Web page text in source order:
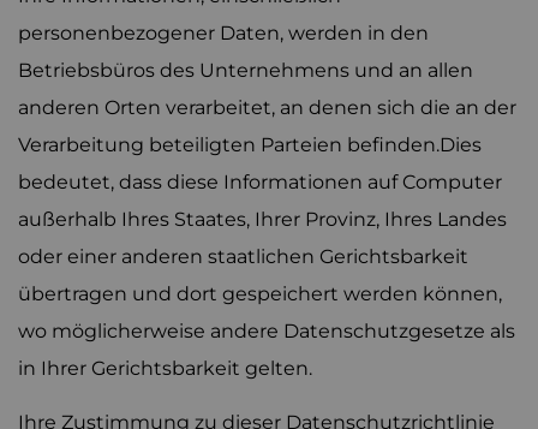
personenbezogener Daten, werden in den
Betriebsbüros des Unternehmens und an allen
anderen Orten verarbeitet, an denen sich die an der
Verarbeitung beteiligten Parteien befinden.Dies
bedeutet, dass diese Informationen auf Computer
außerhalb Ihres Staates, Ihrer Provinz, Ihres Landes
oder einer anderen staatlichen Gerichtsbarkeit
übertragen und dort gespeichert werden können,
wo möglicherweise andere Datenschutzgesetze als
in Ihrer Gerichtsbarkeit gelten.
Ihre Zustimmung zu dieser Datenschutzrichtlinie